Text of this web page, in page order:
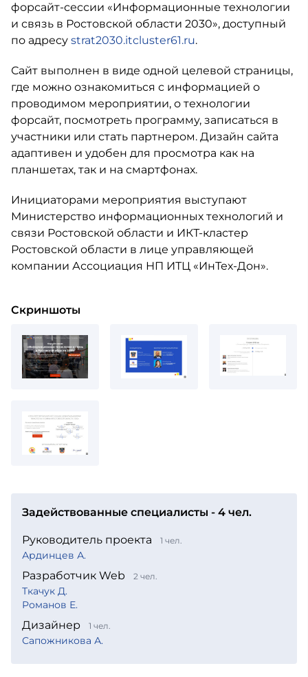
форсайт-сессии «Информационные технологии
и связь в Ростовской области 2030», доступный
по адресу strat2030.itcluster61.ru.
Сайт выполнен в виде одной целевой страницы,
где можно ознакомиться с информацией о
проводимом мероприятии, о технологии
форсайт, посмотреть программу, записаться в
участники или стать партнером. Дизайн сайта
адаптивен и удобен для просмотра как на
планшетах, так и на смартфонах.
Инициаторами мероприятия выступают
Министерство информационных технологий и
связи Ростовской области и ИКТ-кластер
Ростовской области в лице управляющей
компании Ассоциация НП ИТЦ «ИнТех-Дон».
Скриншоты
Задействованные специалисты - 4 чел.
Руководитель проекта 1 чел.
Ардинцев А.
Разработчик Web 2 чел.
Ткачук Д.
Романов Е.
Дизайнер 1 чел.
Сапожникова А.